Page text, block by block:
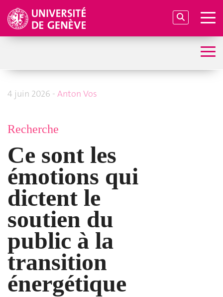
4 juin 2026 - Anton Vos
Recherche
Ce sont les
émotions qui
dictent le
soutien du
public à la
transition
énergétique